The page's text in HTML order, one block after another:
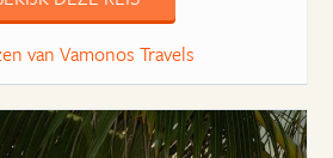
van Vamonos Travels